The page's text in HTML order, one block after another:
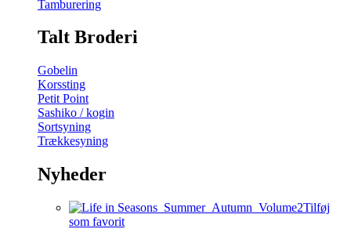
Tamburering
Talt Broderi
Gobelin
Korssting
Petit Point
Sashiko / kogin
Sortsyning
Trækkesyning
Nyheder
Tilføj
som favorit